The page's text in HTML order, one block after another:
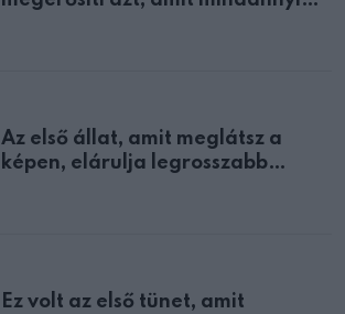
Az első állat, amit meglátsz a
képen, elárulja legrosszabb
Ez volt az első tünet, amit